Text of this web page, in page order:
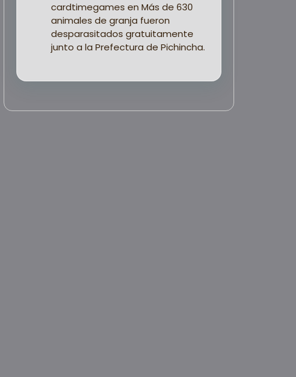
cardtimegames en Más de 630
animales de granja fueron
desparasitados gratuitamente
junto a la Prefectura de Pichincha.